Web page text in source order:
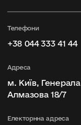
Телефони
+38 044 333 41 44
Адреса
м. Київ, Генерала
Алмазова 18/7
Електорнна адреса